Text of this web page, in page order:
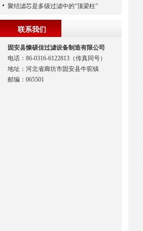
聚结滤芯是多级过滤中的“顶梁柱”
联系我们
固安县慷硕佳过滤设备制造有限公司
电话：86-0316-6122813（传真同号）
地址：河北省廊坊市固安县牛驼镇
邮编：065501